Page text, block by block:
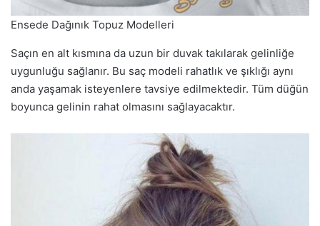
Ensede Dağınık Topuz Modelleri
Saçın en alt kısmına da uzun bir duvak takılarak gelinliğe
uygunluğu sağlanır. Bu saç modeli rahatlık ve şıklığı aynı
anda yaşamak isteyenlere tavsiye edilmektedir. Tüm düğün
boyunca gelinin rahat olmasını sağlayacaktır.